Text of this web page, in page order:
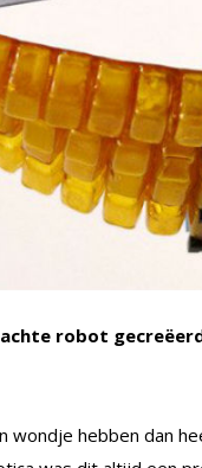
robot gecreëerd
wondje hebben dan